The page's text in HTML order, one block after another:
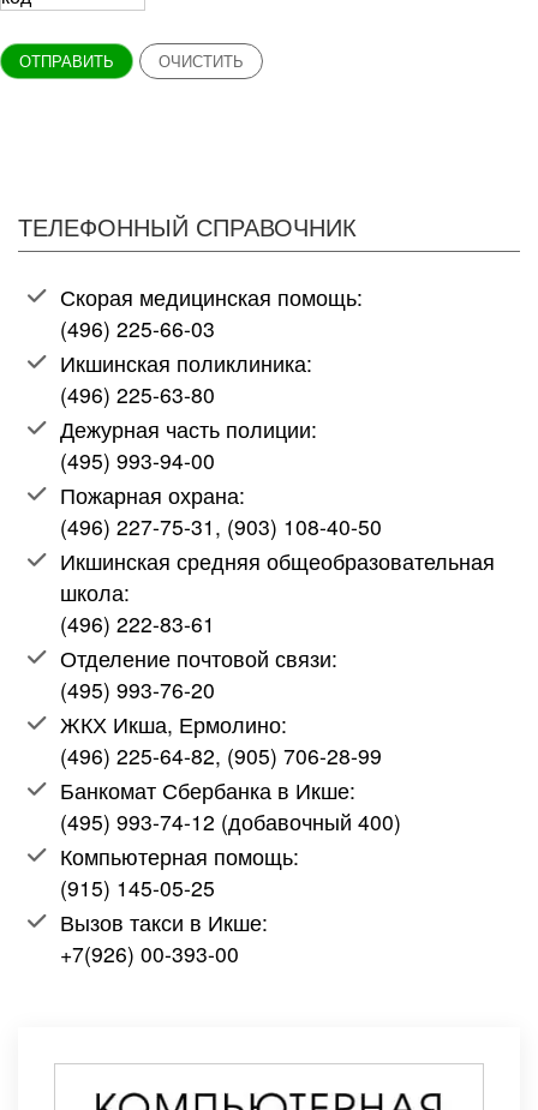
ОТПРАВИТЬ ОЧИСТИТЬ
ТЕЛЕФОННЫЙ СПРАВОЧНИК
Скорая медицинская помощь:
(496) 225-66-03
Икшинская поликлиника:
(496) 225-63-80
Дежурная часть полиции:
(495) 993-94-00
Пожарная охрана:
(496) 227-75-31, (903) 108-40-50
Икшинская средняя общеобразовательная
школа:
(496) 222-83-61
Отделение почтовой связи:
(495) 993-76-20
ЖКХ Икша, Ермолино:
(496) 225-64-82, (905) 706-28-99
Банкомат Сбербанка в Икше:
(495) 993-74-12 (добавочный 400)
Компьютерная помощь:
(915) 145-05-25
Вызов такси в Икше:
+7(926) 00-393-00